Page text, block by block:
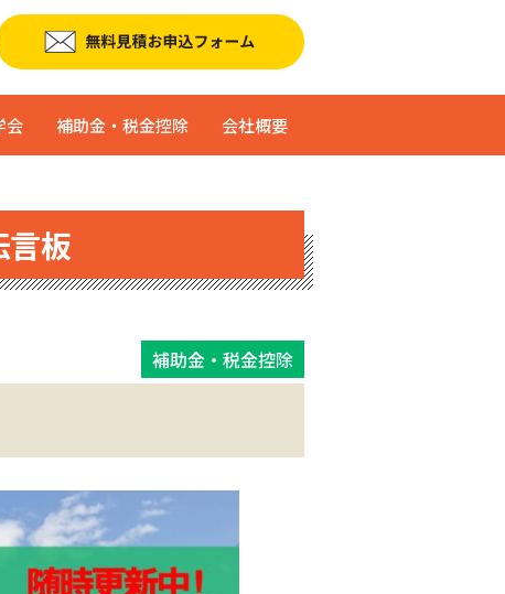
会 補助金・税金控除 会社概要
言板
補助金・税金控除